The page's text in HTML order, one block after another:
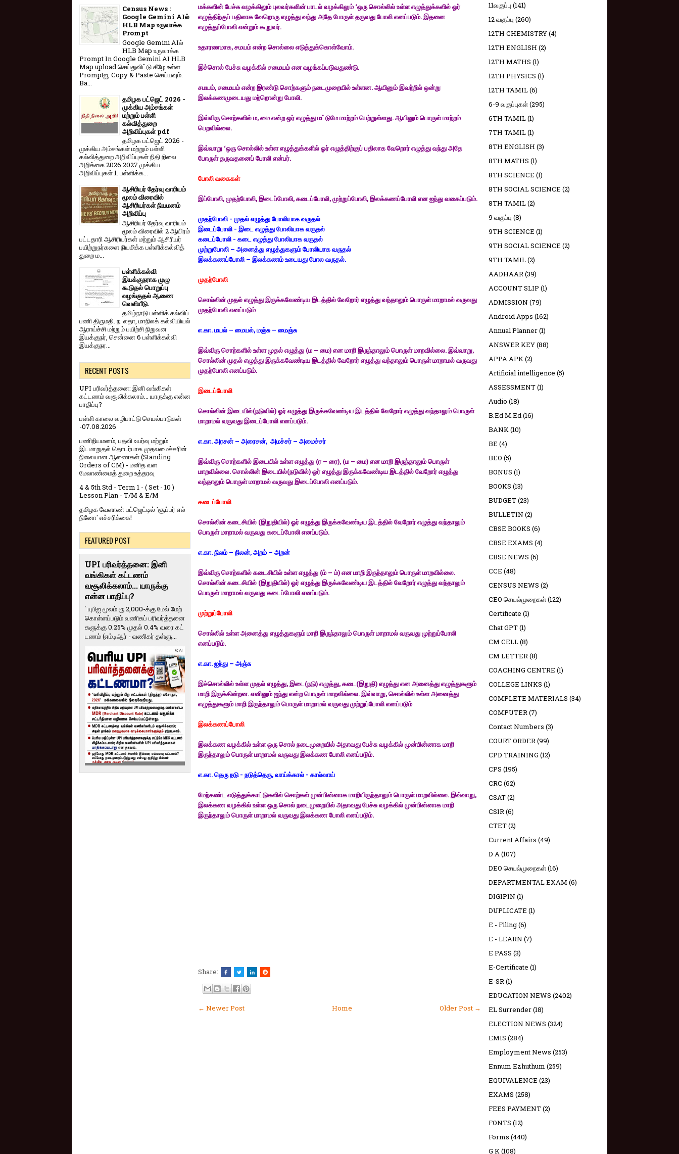
மக்களின் பேச்சு வழக்கிலும் புலவர்களின் பாடல் வழக்கிலும் ‘ஒரு சொல்லில் உள்ள எழுத்துக்களில் ஓர்
எழுத்திற்குப் பதிலாக வேறொரு எழுத்து வந்து அதே போருள் தருவது போலி எனப்படும். இதனை
எழுத்துப்போலி என்றும் கூறுவர்.
உதாரணமாக, சமயம் என்ற சொல்லை எடுத்துக்கொள்வோம்.
இச்சொல் பேச்சு வழக்கில் சமையம் என வழங்கப்படுவதுண்டு.
சமயம், சமையம் என்ற இரண்டு சொற்களும் நடைமுறையில் உள்ளன. ஆயினும் இவற்றில் ஒன்று
இலக்கணமுடையது மற்றொன்று போலி.
இவ்விரு சொற்களில் ம, மை என்ற ஒர் எழுத்து மட்டுமே மாற்றம் பெற்றுள்ளது. ஆயினும் பொருள் மாற்றம்
பெறவில்லை.
இவ்வாறு ‘ஒரு சொல்லில் உள்ள எழுத்துக்களில் ஓர் எழுத்திற்குப் பதிலாக வேறொர் எழுத்து வந்து அதே
போருள் தருவதனைப் போலி என்பர்.
போலி வகைகள்
இப்போலி, முதற்போலி, இடைப்போலி, கடைப்போலி, முற்றுப்போலி, இலக்கணப்போலி என ஐந்து வகைப்படும்.
முதற்போலி - முதல் எழுத்து போலியாக வருதல்
இடைப்போலி - இடை எழுத்து போலியாக வருதல்
கடைப்போலி - கடை எழுத்து போலியாக வருதல்
முற்றுபோலி – அனைத்து எழுத்துகளும் போலியாக வருதல்
இலக்கணப்போலி – இலக்கணம் உடையது போல வருதல்.
முதற்போலி
சொல்லின் முதல் எழுத்து இருக்கவேண்டிய இடத்தில் வேறோர் எழுத்து வந்தாலும் பொருள் மாறாமல் வருவது
முதற்போலி எனப்படும்
எ.கா. மயல் – மையல், மஞ்சு – மைஞ்சு
இவ்விரு சொற்களில் உள்ள முதல் எழுத்து (ம – மை) என மாறி இருந்தாலும் பொருள் மாறவில்லை. இவ்வாறு,
சொல்லின் முதல் எழுத்து இருக்கவேண்டிய இடத்தில் வேறோர் எழுத்து வந்தாலும் பொருள் மாறாமல் வருவது
முதற்போலி எனப்படும்.
இடைப்போலி
சொல்லின் இடையில்(நடுவில்) ஓர் எழுத்து இருக்கவேண்டிய இடத்தில் வேறோர் எழுத்து வந்தாலும் பொருள்
மாறாமல் வருவது இடைப்போலி எனப்படும்.
எ.கா. அரசன் – அரைசன், அமச்சர் – அமைச்சர்
இவ்விரு சொற்களில் இடையில் உள்ள எழுத்து (ர – ரை), (ம – மை) என மாறி இருந்தாலும் பொருள்
மாறவில்லை. சொல்லின் இடையில்(நடுவில்) ஓர் எழுத்து இருக்கவேண்டிய இடத்தில் வேறோர் எழுத்து
வந்தாலும் பொருள் மாறாமல் வருவது இடைப்போலி எனப்படும்.
கடைப்போலி
சொல்லின் கடைசியில் (இறுதியில்) ஓர் எழுத்து இருக்கவேண்டிய இடத்தில் வேறோர் எழுத்து வந்தாலும்
பொருள் மாறாமல் வருவது கடைப்போலி எனப்படும்.
எ.கா. நிலம் – நிலன், அறம் – அறன்
இவ்விரு சொற்களில் கடைசியில் உள்ள எழுத்து (ம் – ம்) என மாறி இருந்தாலும் பொருள் மாறவில்லை.
சொல்லின் கடைசியில் (இறுதியில்) ஓர் எழுத்து இருக்கவேண்டிய இடத்தில் வேறோர் எழுத்து வந்தாலும்
பொருள் மாறாமல் வருவது கடைப்போலி எனப்படும்.
முற்றுப்போலி
சொல்லில் உள்ள அனைத்து எழுத்துகளும் மாறி இருந்தாலும் பொருள் மாறாமல் வருவது முற்றுப்போலி
எனப்படும்.
எ.கா. ஐந்து – அஞ்சு
இச்சொல்லில் உள்ள முதல் எழுத்து, இடை(நடு) எழுத்து, கடை(இறுதி) எழுத்து என அனைத்து எழுத்துகளும்
மாறி இருக்கின்றன. எனினும் ஐந்து என்ற பொருள் மாறவில்லை. இவ்வாறு, சொல்லில் உள்ள அனைத்து
எழுத்துகளும் மாறி இருந்தாலும் பொருள் மாறாமல் வருவது முற்றுப்போலி எனப்படும்
இலக்கணப்போலி
இலக்கண வழக்கில் உள்ள ஒரு சொல் நடைமுறையில் அதாவது பேச்சு வழக்கில் முன்பின்னாக மாறி
இருந்தாலும் பொருள் மாறாமல் வருவது இலக்கண போலி எனப்படும்.
எ.கா. தெரு நடு - நடுத்தெரு, வாய்க்கால் - கால்வாய்
மேற்கண்ட எடுத்துக்காட்டுகளில் சொற்கள் முன்பின்னாக மாறியிருந்தாலும் பொருள் மாறவில்லை. இவ்வாறு,
இலக்கண வழக்கில் உள்ள ஒரு சொல் நடைமுறையில் அதாவது பேச்சு வழக்கில் முன்பின்னாக மாறி
இருந்தாலும் பொருள் மாறாமல் வருவது இலக்கண போலி எனப்படும்.
Share:
← Newer Post Older Post →
Home
Census News :
Google Gemini AIல்
HLB Map உருவாக்க
Prompt
Google Gemini AIல்
HLB Map உருவாக்க
Prompt In Google Gemini AI HLB
Map upload செய்துவிட்டு கீழே உள்ள
Promptஐ, Copy & Paste செய்யவும்.
Ba...
தமிழக பட்ஜெட் 2026 -
முக்கிய அம்சங்கள்
மற்றும் பள்ளி
கல்வித்துறை
அறிவிப்புகள் pdf
தமிழக பட்ஜெட் 2026 -
முக்கிய அம்சங்கள் மற்றும் பள்ளி
கல்வித்துறை அறிவிப்புகள் நிதி நிலை
அறிக்கை 2026 2027 முக்கிய
அறிவிப்புகள் 1. பள்ளிக்க...
ஆசிரியர் தேர்வு வாரியம்
மூலம் விரைவில்
ஆசிரியர்கள் நியமனம்
அறிவிப்பு
ஆசிரியர் தேர்வு வாரி​யம்
மூலம் விரை​வில் 2 ஆயிரம்
பட்​ட​தாரி ஆசிரியர்​கள் மற்​றும் ஆசிரியர்
பயிற்றுநர்​களை நியமிக்க பள்​ளிக்​கல்​வித்​
துறை ம...
பள்ளிக்கல்வி
இயக்குநராக முழு
கூடுதல் பொறுப்பு
வழங்குதல் ஆணை
வெளியீடு.
தமிழ்நாடு பள்ளிக் கல்விப்
பணி திருமதி. ந. லதா, மாநிலக் கல்வியியல்
ஆராய்ச்சி மற்றும் பயிற்சி நிறுவன
இயக்குநர், சென்னை 6 பள்ளிக்கல்வி
இயக்குநர...
RECENT POSTS
UPI பரிவர்த்தனை: இனி வங்கிகள்
கட்டணம் வசூலிக்கலாம்... யாருக்கு என்ன
பாதிப்பு?
பள்ளி காலை வழிபாட்டு செயல்பாடுகள்
-07.08.2026
பணிநியமனம், பதவி உயர்வு மற்றும்
இடமாறுதல் தொடர்பாக முதலமைச்சரின்
நிலையான ஆணைகள் (Standing
Orders of CM) - மனித வள
மேலாண்மைத் துறை உத்தரவு
4 & 5th Std - Term 1 - ( Set - 10 )
Lesson Plan - T/M & E/M
தமிழக வேளாண் பட்ஜெட்டில் 'சூப்பர் எல்
நினோ' எச்சரிக்கை!
FEATURED POST
UPI பரிவர்த்தனை: இனி
வங்கிகள் கட்டணம்
வசூலிக்கலாம்... யாருக்கு
என்ன பாதிப்பு?
` யுபிஐ மூலம் ரூ.2,000-க்கு மேல் மேற்​
கொள்​ளப்​படும் வணி​கப் பரிவர்த்​தனை​
களுக்கு 0.25% முதல் 0.4% வரை கட்​
ட​ணம் (எம்​டிஆர் - வணி​கர் தள்​ளு...
11வகுப்பு (141)
12 வகுப்பு (260)
12TH CHEMISTRY(4)
12TH ENGLISH (2)
12TH MATHS (1)
12TH PHYSICS (1)
12TH TAMIL(6)
6-9 வகுப்புகள்(295)
6TH TAMIL(1)
7TH TAMIL(1)
8TH ENGLISH (3)
8TH MATHS (1)
8TH SCIENCE (1)
8TH SOCIAL SCIENCE (2)
8TH TAMIL(2)
9 வகுப்பு (8)
9TH SCIENCE (1)
9TH SOCIAL SCIENCE (2)
9TH TAMIL(2)
AADHAAR(39)
ACCOUNT SLIP (1)
ADMISSION (79)
Android Apps (162)
Annual Planner(1)
ANSWER KEY(88)
APPA APK(2)
Artificial intelligence (5)
ASSESSMENT(1)
Audio (18)
B.Ed M.Ed(16)
BANK(10)
BE (4)
BEO (5)
BONUS (1)
BOOKS (13)
BUDGET(23)
BULLETIN (2)
CBSE BOOKS (6)
CBSE EXAMS (4)
CBSE NEWS (6)
CCE (48)
CENSUS NEWS (2)
CEO செயல்முறைகள்(122)
Certificate (1)
Chat GPT(1)
CM CELL(8)
CM LETTER(8)
COACHING CENTRE (1)
COLLEGE LINKS (1)
COMPLETE MATERIALS (34)
COMPUTER(7)
Contact Numbers (3)
COURT ORDER(99)
CPD TRAINING (12)
CPS (195)
CRC (62)
CSAT(2)
CSIR(6)
CTET(2)
Current Affairs (49)
D A(107)
DEO செயல்முறைகள்(16)
DEPARTMENTAL EXAM (6)
DIGIPIN (1)
DUPLICATE (1)
E - Filing(6)
E - LEARN (7)
E PASS (3)
E-Certificate (1)
E-SR(1)
EDUCATION NEWS (2402)
EL Surrender(18)
ELECTION NEWS (324)
EMIS (284)
Employment News (253)
Ennum Ezhuthum (259)
EQUIVALENCE (23)
EXAMS (258)
FEES PAYMENT(2)
FONTS (12)
Forms (440)
G K(108)